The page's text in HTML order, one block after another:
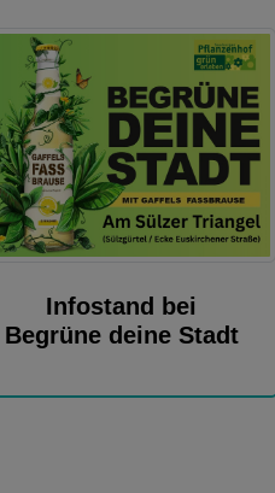
Infostand bei
Begrüne deine Stadt